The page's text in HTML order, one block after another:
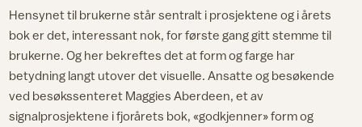
Hensynet til brukerne står sentralt i prosjektene og i årets
bok er det, interessant nok, for første gang gitt stemme til
brukerne. Og her bekreftes det at form og farge har
betydning langt utover det visuelle. Ansatte og besøkende
ved besøkssenteret Maggies Aberdeen, et av
signalprosjektene i fjorårets bok, «godkjenner» form og